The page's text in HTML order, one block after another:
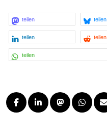
teilen teilen
teilen teilen
teilen